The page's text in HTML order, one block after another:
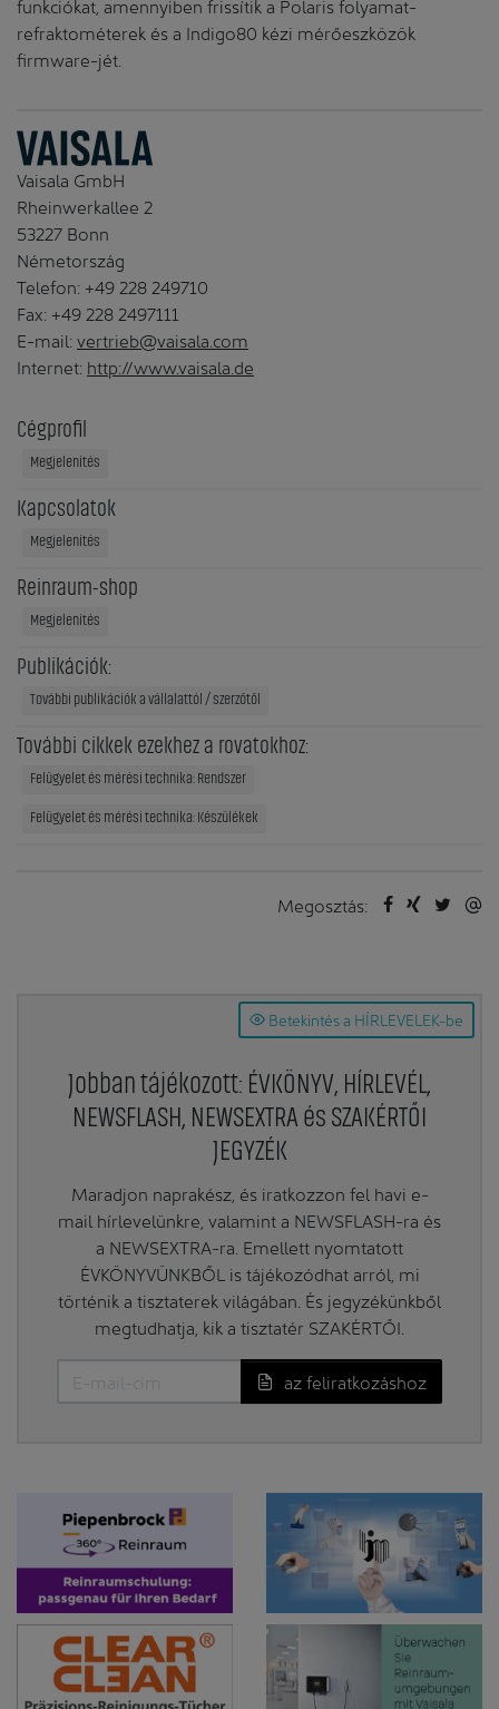
refraktométerek és a Indigo80 kézi mérőeszközök
firmware-jét.
Vaisala GmbH
Rheinwerkallee 2
53227 Bonn
Németország
Telefon: +49 228 249710
Fax: +49 228 2497111
E-mail:vertrieb@vaisala.com
Internet: http://www.vaisala.de
Cégprofil
Megjelenítés
Kapcsolatok
Megjelenítés
Reinraum-shop
Megjelenítés
Publikációk:
További publikációk a vállalattól / szerzőtől
További cikkek ezekhez a rovatokhoz:
Felügyelet és mérési technika: Rendszer
Felügyelet és mérési technika: Készülékek
Megosztás:
Betekintés a HÍRLEVELEK-be
Jobban tájékozott: ÉVKÖNYV, HÍRLEVÉL,
NEWSFLASH, NEWSEXTRA és SZAKÉRTŐI
JEGYZÉK
Maradjon naprakész, és iratkozzon fel havi e-
mail hírlevelünkre, valamint a NEWSFLASH-ra és
a NEWSEXTRA-ra. Emellett nyomtatott
ÉVKÖNYVÜNKBŐL is tájékozódhat arról, mi
történik a tisztaterek világában. És jegyzékünkből
megtudhatja, kik a tisztatér SZAKÉRTŐI.
az feliratkozáshoz